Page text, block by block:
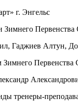
г. Энгельс
Гаджиев Алтун,
тренеры-